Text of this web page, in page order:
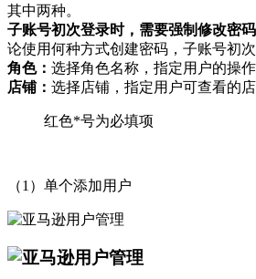
其中两种。
子账号初次登录时，需要强制修改密码
论使用何种方式创建密码，子账号初
角色： 选择角色名称，指定用户的操作
店铺： 选择店铺，指定用户可查看的
红色*号为必填项
（1）单个添加用户